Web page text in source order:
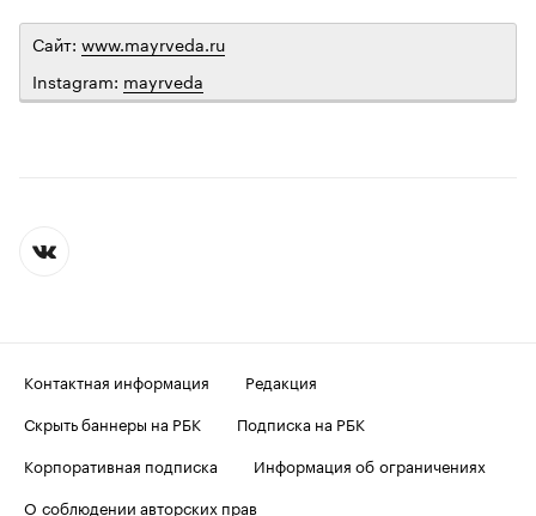
Сайт: www.mayrveda.ru
Instagram: mayrveda
Контактная информация
Редакция
Скрыть баннеры на РБК
Подписка на РБК
Корпоративная подписка
Информация об ограничениях
О соблюдении авторских прав